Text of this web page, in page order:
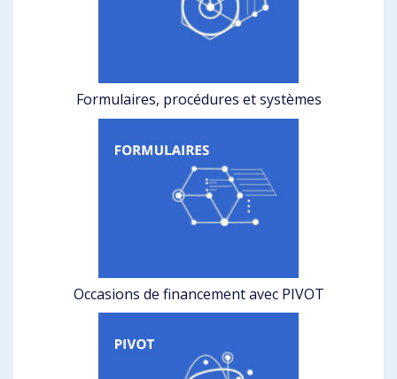
Formulaires, procédures et systèmes
Occasions de financement avec PIVOT